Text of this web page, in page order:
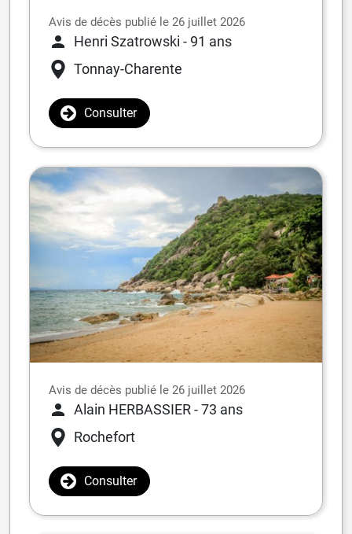
Avis de décès publié le 26 juillet 2026
Henri Szatrowski - 91 ans
Tonnay-Charente
Consulter
Avis de décès publié le 26 juillet 2026
Alain HERBASSIER- 73 ans
Rochefort
Consulter